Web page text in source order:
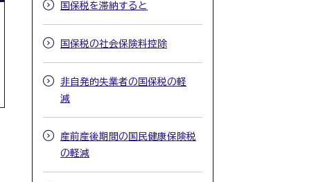
国保税を滞納すると
国保税の社会保険料控除
非自発的失業者の国保税の軽
減
産前産後期間の国民健康保険税
の軽減